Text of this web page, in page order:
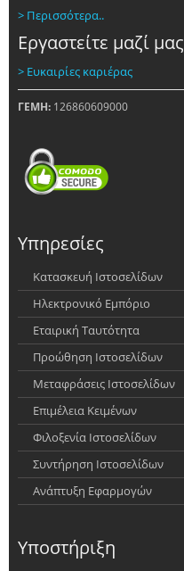
> Περισσότερα..
Εργαστείτε μαζί μας
> Ευκαιρίες καριέρας
ΓΕΜΗ: 126860609000
Υπηρεσίες
Κατασκευή Ιστοσελίδων
Ηλεκτρονικό Εμπόριο
Εταιρική Ταυτότητα
Προώθηση Ιστοσελίδων
Μεταφράσεις Ιστοσελίδων
Επιμέλεια Κειμένων
Φιλοξενία Ιστοσελίδων
Συντήρηση Ιστοσελίδων
Ανάπτυξη Εφαρμογών
Υποστήριξη